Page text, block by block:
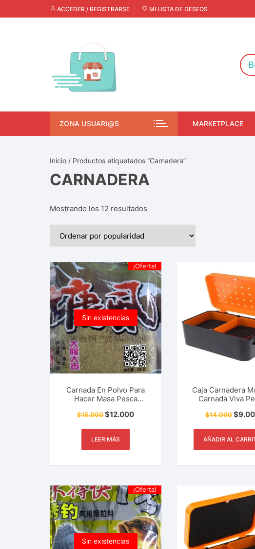
ACCEDER / REGISTRARSE MI LISTA DE DESEOS
ZONA USUARI@S MARKETPLACE
Inicio / Productos etiquetados “Carnadera”
CARNADERA
Mostrando los 12 resultados
Sin existencias
¡Oferta!
Carnada En Polvo Para
Hacer Masa Pesca
Cachama, Mojarra, Tilapia
$15.000$12.000
LEER MÁS
Caja Carnadera
Carnada Viva
Doble
$14.000$
AÑADIR AL
Sin existencias
¡Oferta!